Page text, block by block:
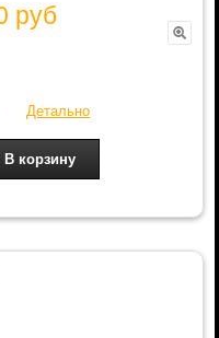
руб
Детально